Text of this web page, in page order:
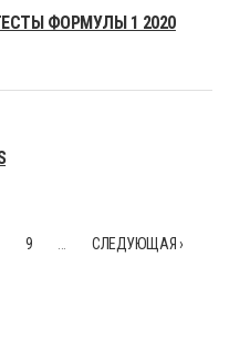
ФОРМУЛЫ 1 2020
9 СЛЕДУЮЩАЯ ›